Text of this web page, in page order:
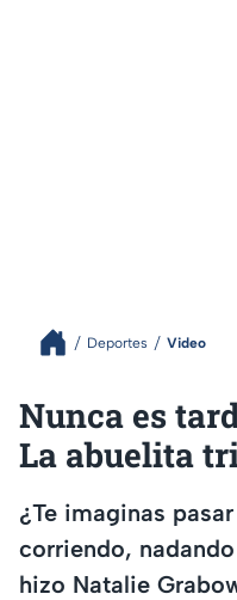
Deportes Video
Nunca es
La abuelita
¿Te imaginas
corriendo,
hizo Natalie